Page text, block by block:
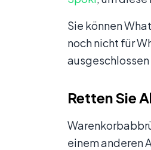
Sie können
noch nicht für
ausgeschlossen
Retten Sie
einem anderen